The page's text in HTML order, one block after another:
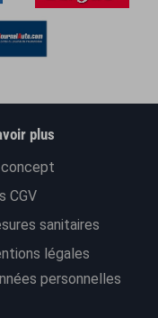
plus
concept
CGV
sanitaires
légales
personnelles